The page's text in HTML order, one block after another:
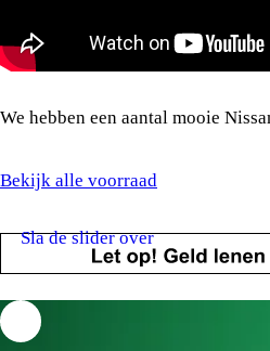
We hebben een aantal mooie
Bekijk alle voorraad
Sla de slider over